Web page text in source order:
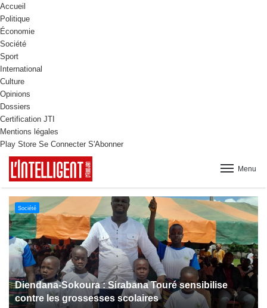
Accueil
Politique
Économie
Société
Sport
International
Culture
Opinions
Dossiers
Certification JTI
Mentions légales
Play Store Se Connecter S'Abonner
Menu
Culture
Dabakala:Le festival FEMUDA 2.0 dévoile des
innovations porteuses d’espoir pour la jeunesse